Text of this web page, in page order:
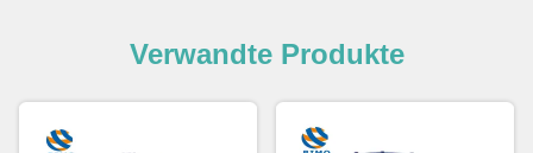
Verwandte Produkte